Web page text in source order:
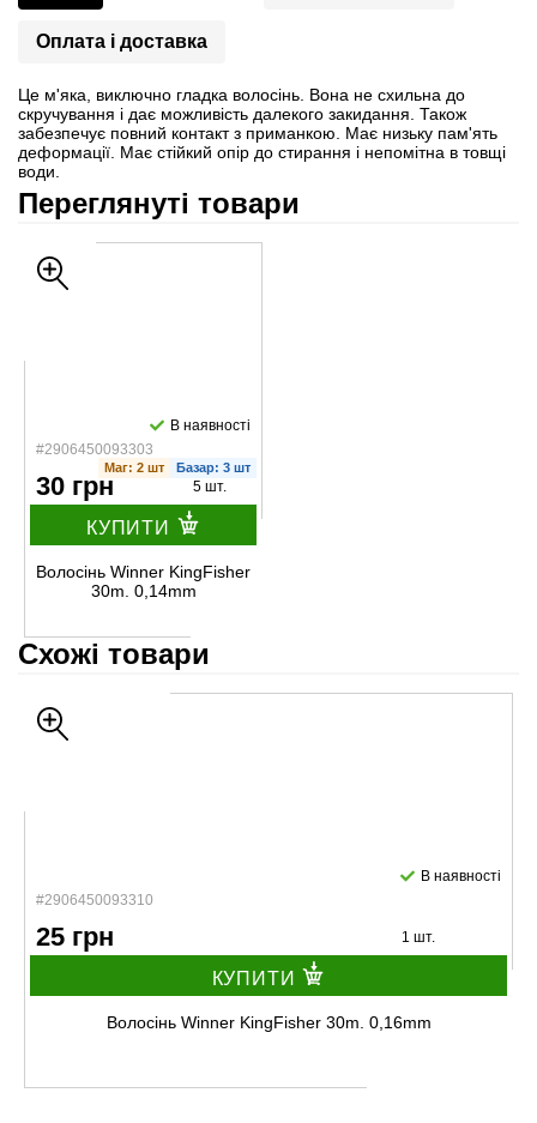
Оплата і доставка
Це м'яка, виключно гладка волосінь. Вона не схильна до
скручування і дає можливість далекого закидання. Також
забезпечує повний контакт з приманкою. Має низьку пам'ять
деформації. Має стійкий опір до стирання і непомітна в товщі
води.
Переглянуті товари
#2906450093303
В наявності
Маг: 2 шт Базар: 3 шт
30 грн 5 шт.
КУПИТИ
Волосінь Winner KingFisher
30m. 0,14mm
Схожі товари
#2906450093310
В наявності
25 грн 1 шт.
КУПИТИ
Волосінь Winner KingFisher 30m. 0,16mm